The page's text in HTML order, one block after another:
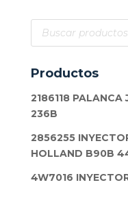
Búsqueda
productos
Productos
2186118
236B
2856255
HOLLAND B90B
4W7016